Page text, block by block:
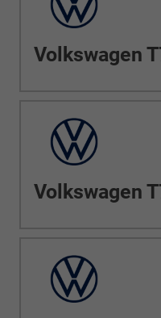
Volkswagen
Volkswagen